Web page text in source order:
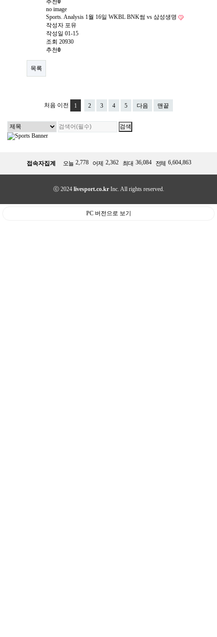
추천0
no image
Sports. Analysis 1월 16일 WKBL BNK썸 vs 삼성생명
작성자 포유
작성일 01-15
조회 20930
추천0
목록
처음 이전 1 2 3 4 5 다음 맨끝
접속자집계 오늘 2,778 어제 2,362 최대 36,084 전체 6,604,863
ⓒ 2024 livesport.co.krInc. All rights reserved.
PC 버전으로 보기